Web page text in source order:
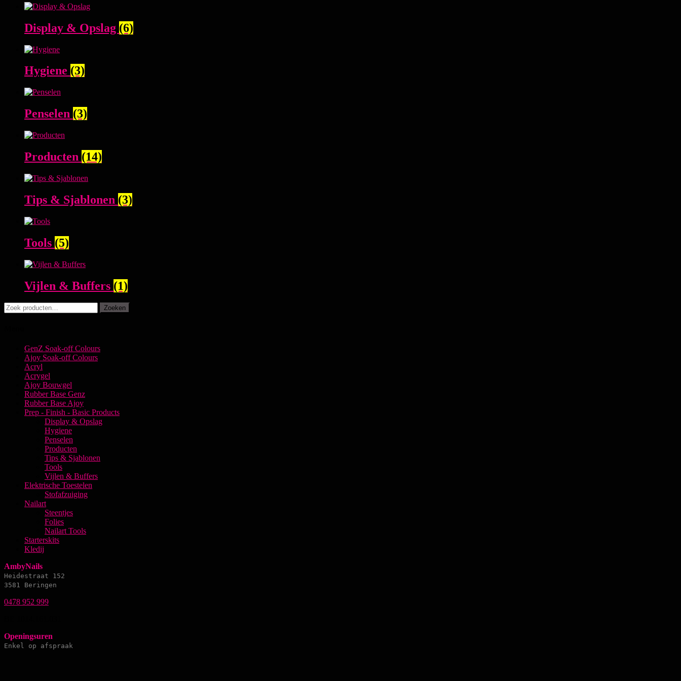
Display & Opslag (6)
Hygiene (3)
Penselen (3)
Producten (14)
Tips & Sjablonen (3)
Tools (5)
Vijlen & Buffers (1)
Zoeken
naar:
Zoeken
GenZ Soak-off Colours
Ajoy Soak-off Colours
Acryl
Acrygel
Ajoy Bouwgel
Rubber Base Genz
Rubber Base Ajoy
Prep - Finish - Basic Products
Display & Opslag
Hygiene
Penselen
Producten
Tips & Sjablonen
Tools
Vijlen & Buffers
Elektrische Toestelen
Stofafzuiging
Nailart
Steentjes
Folies
Nailart Tools
Starterskits
Kledij
AmbyNails
Heidestraat 152
3581 Beringen
0478 952 999
Openingsuren
Enkel op afspraak